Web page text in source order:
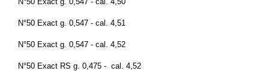
N°50 Exact g. 0,547 - cal. 4,51
N°50 Exact g. 0,547 - cal. 4,52
N°50 Exact RS g. 0,475 - cal. 4,52